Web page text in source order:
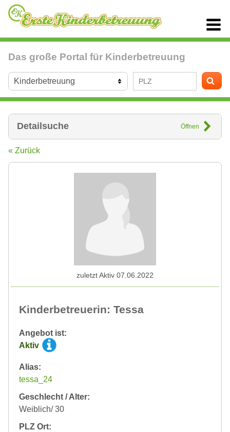
Das große Portal für Kinderbetreuung
Detailsuche Öffnen
« Zurück
Kinderbetreuerin: Tessa
Angebot ist:
Aktiv
Alias:
tessa_24
Geschlecht / Alter:
Weiblich/ 30
PLZ Ort:
zuletzt Aktiv 07.06.2022